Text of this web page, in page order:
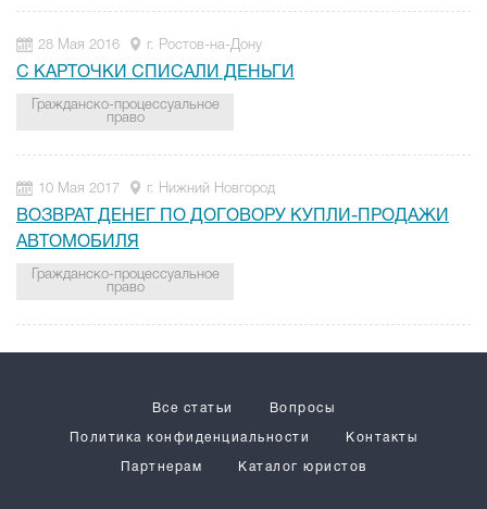
28 Мая 2016 г. Ростов-на-Дону
С КАРТОЧКИ СПИСАЛИ ДЕНЬГИ
Гражданско-процессуальное
право
10 Мая 2017 г. Нижний Новгород
ВОЗВРАТ ДЕНЕГ ПО ДОГОВОРУ КУПЛИ-ПРОДАЖИ
АВТОМОБИЛЯ
Гражданско-процессуальное
право
Все статьи Вопросы
Политика конфиденциальности Контакты
Партнерам Каталог юристов